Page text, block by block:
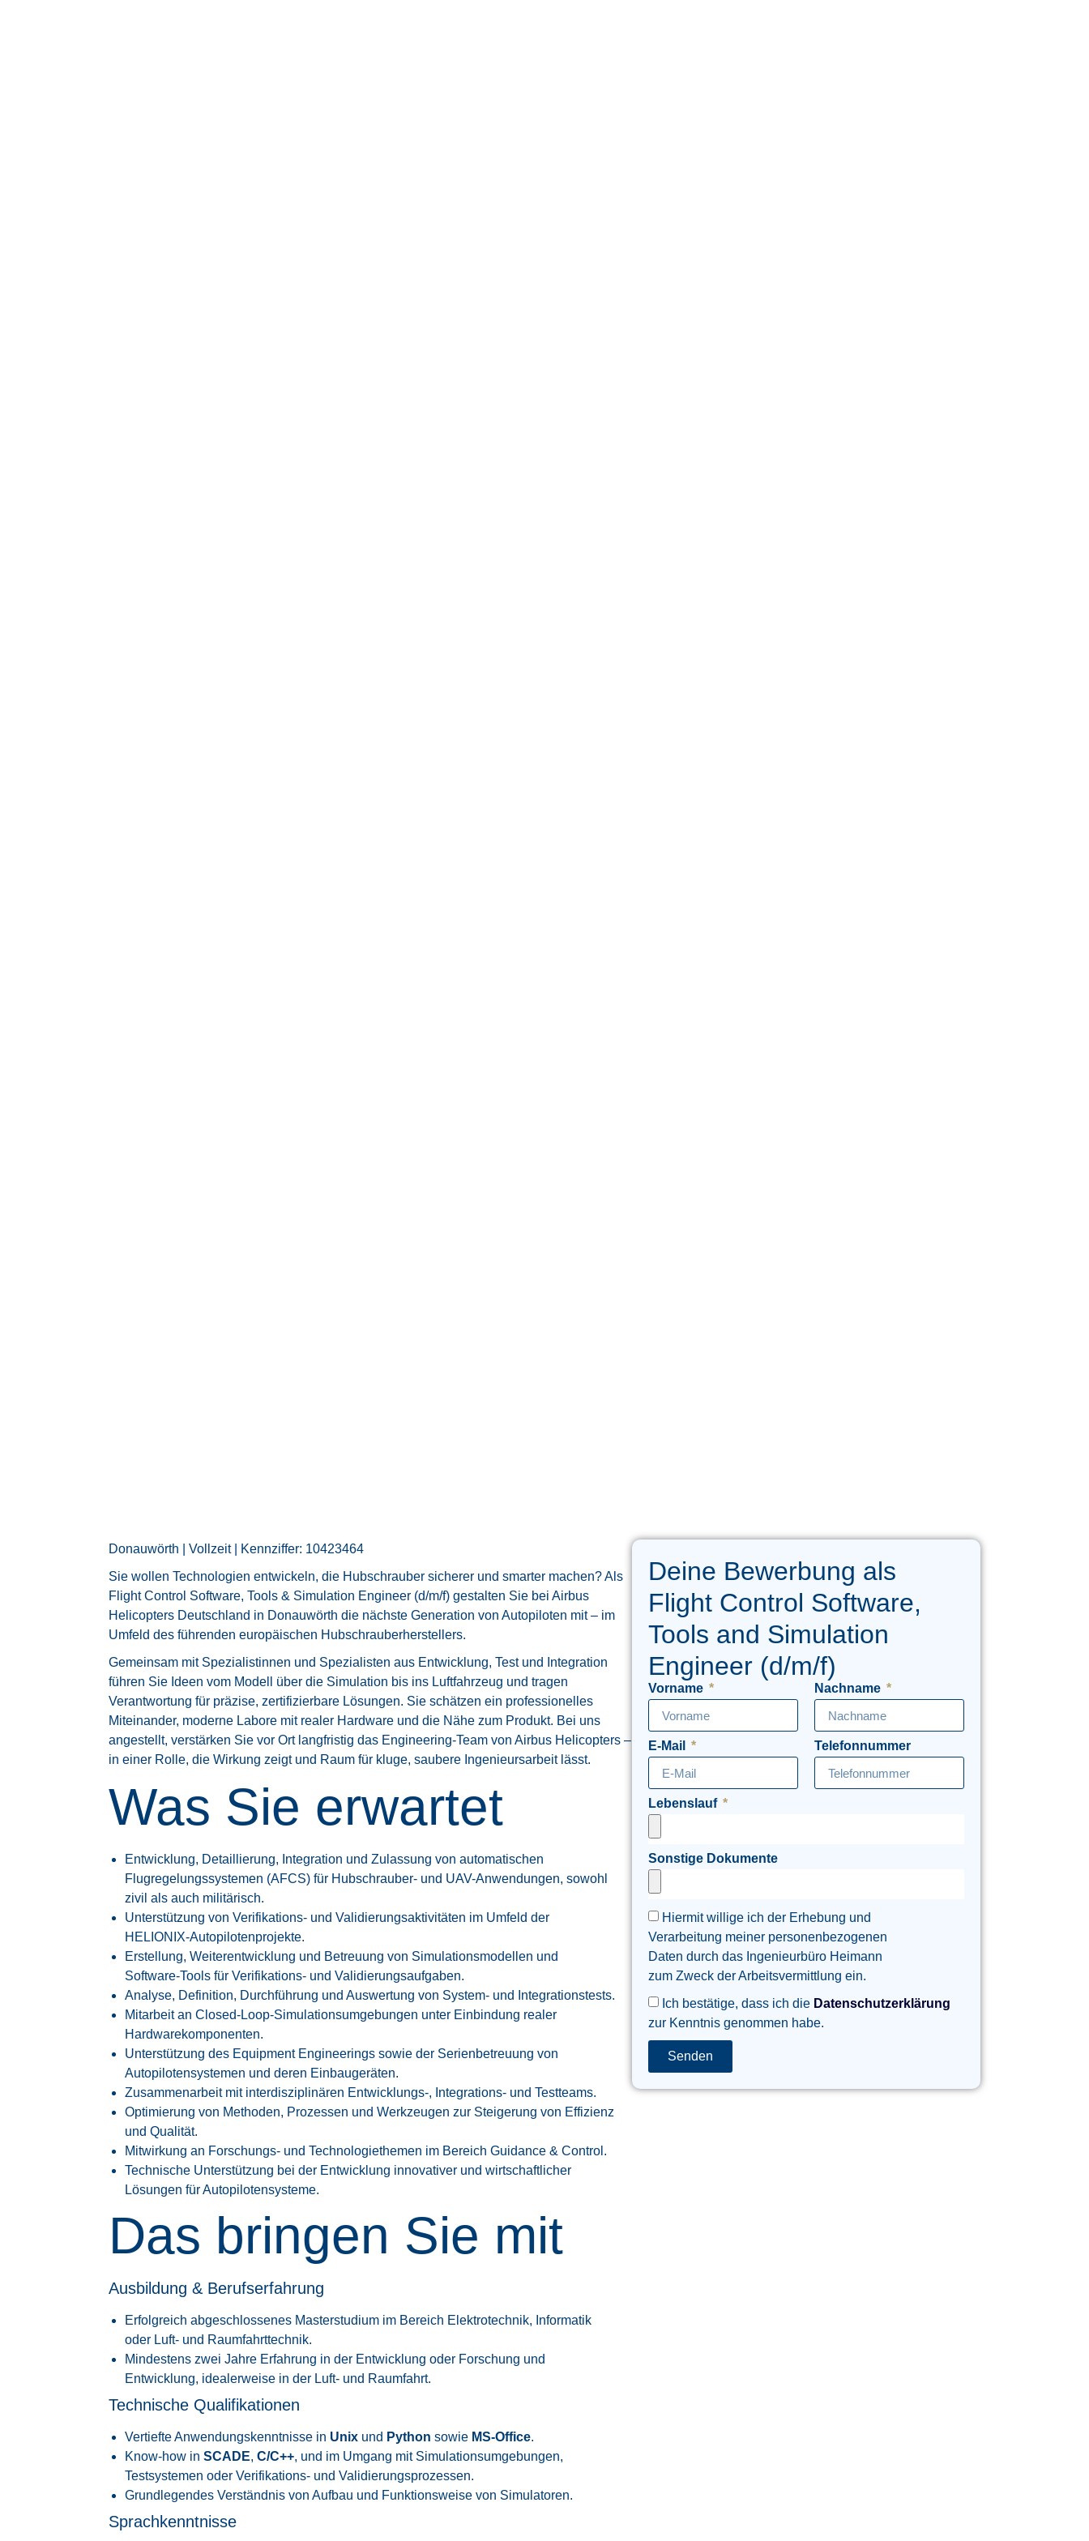
Donauwörth | Vollzeit | Kennziffer: 10423464
Sie wollen Technologien entwickeln, die Hubschrauber sicherer und smarter machen? Als
Flight Control Software, Tools & Simulation Engineer (d/m/f) gestalten Sie bei Airbus
Helicopters Deutschland in Donauwörth die nächste Generation von Autopiloten mit – im
Umfeld des führenden europäischen Hubschrauberherstellers.
Gemeinsam mit Spezialistinnen und Spezialisten aus Entwicklung, Test und Integration
führen Sie Ideen vom Modell über die Simulation bis ins Luftfahrzeug und tragen
Verantwortung für präzise, zertifizierbare Lösungen. Sie schätzen ein professionelles
Miteinander, moderne Labore mit realer Hardware und die Nähe zum Produkt. Bei uns
angestellt, verstärken Sie vor Ort langfristig das Engineering-Team von Airbus Helicopters –
in einer Rolle, die Wirkung zeigt und Raum für kluge, saubere Ingenieursarbeit lässt.
Was Sie erwartet
Entwicklung, Detaillierung, Integration und Zulassung von automatischen
Flugregelungssystemen (AFCS) für Hubschrauber- und UAV-Anwendungen, sowohl
zivil als auch militärisch.
Unterstützung von Verifikations- und Validierungsaktivitäten im Umfeld der
HELIONIX-Autopilotenprojekte.
Erstellung, Weiterentwicklung und Betreuung von Simulationsmodellen und
Software-Tools für Verifikations- und Validierungsaufgaben.
Analyse, Definition, Durchführung und Auswertung von System- und Integrationstests.
Mitarbeit an Closed-Loop-Simulationsumgebungen unter Einbindung realer
Hardwarekomponenten.
Unterstützung des Equipment Engineerings sowie der Serienbetreuung von
Autopilotensystemen und deren Einbaugeräten.
Zusammenarbeit mit interdisziplinären Entwicklungs-, Integrations- und Testteams.
Optimierung von Methoden, Prozessen und Werkzeugen zur Steigerung von Effizienz
und Qualität.
Mitwirkung an Forschungs- und Technologiethemen im Bereich Guidance & Control.
Technische Unterstützung bei der Entwicklung innovativer und wirtschaftlicher
Lösungen für Autopilotensysteme.
Das bringen Sie mit
Ausbildung & Berufserfahrung
Erfolgreich abgeschlossenes Masterstudium im Bereich Elektrotechnik, Informatik
oder Luft- und Raumfahrttechnik.
Mindestens zwei Jahre Erfahrung in der Entwicklung oder Forschung und
Entwicklung, idealerweise in der Luft- und Raumfahrt.
Technische Qualifikationen
Vertiefte Anwendungskenntnisse in Unix und Python sowie MS-Office.
Know-how inSCADE,C/C++, und im Umgang mit Simulationsumgebungen,
Testsystemen oder Verifikations- und Validierungsprozessen.
Grundlegendes Verständnis von Aufbau und Funktionsweise von Simulatoren.
Sprachkenntnisse
Deine Bewerbung als
Flight Control Software,
Tools and Simulation
Engineer (d/m/f)
Vorname Nachname
E-Mail Telefonnummer
Lebenslauf
Sonstige Dokumente
Hiermit willige ich der Erhebung und
Verarbeitung meiner personenbezogenen
Daten durch das Ingenieurbüro Heimann
zum Zweck der Arbeitsvermittlung ein.
Ich bestätige, dass ich die Datenschutzerklärung
zur Kenntnis genommen habe.
Senden